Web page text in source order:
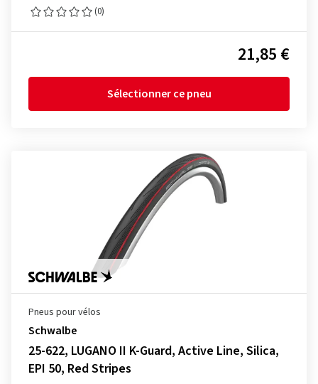
(0)
21,85 €
Sélectionner ce pneu
Pneus pour vélos
Schwalbe
25-622, LUGANO II K-Guard, Active Line, Silica,
EPI 50, Red Stripes